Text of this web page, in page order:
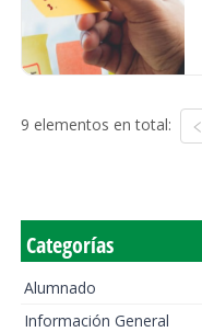
9 elementos en total:
Categorías
Alumnado
Información General